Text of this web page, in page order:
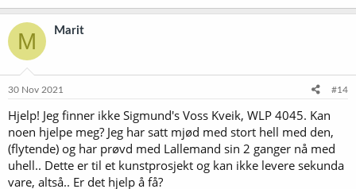
M Marit
30 Nov 2021 #14
Hjelp! Jeg finner ikke Sigmund's Voss Kveik, WLP 4045. Kan
noen hjelpe meg? Jeg har satt mjød med stort hell med den,
(flytende) og har prøvd med Lallemand sin 2 ganger nå med
uhell.. Dette er til et kunstprosjekt og kan ikke levere sekunda
vare, altså.. Er det hjelp å få?